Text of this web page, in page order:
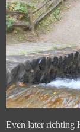
Even later richting